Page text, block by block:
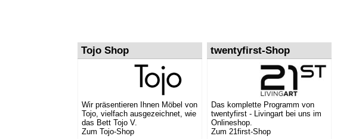
» Duftkerzen
» Globus / Globen
» Handtuchhalter
Kaminbesteck
» Kerzenständer / Öllampen
» Kissen
» Plaids, Webpelze
» Raumdüfte
Tojo Shop
Wir präsentieren Ihnen Möbel von
Tojo, vielfach ausgezeichnet, wie
das Bett Tojo V.
Zum Tojo-Shop
twentyfirst-Shop
Das komplette Programm von
twentyfirst - Livingart bei uns im
Onlineshop.
Zum 21first-Shop